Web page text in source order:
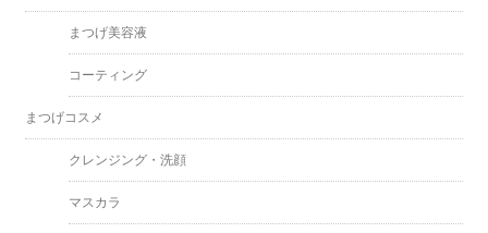
まつげ美容液
コーティング
まつげコスメ
クレンジング・洗顔
マスカラ